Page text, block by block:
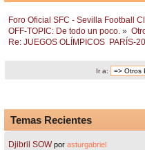
Foro Oficial SFC - Sevilla Football
OFF-TOPIC: De todo un poco. »
Re: JUEGOS OLÍMPICOS  PARÍS-
Ir a:
Temas Recientes
Djibril SOW porasturgabriel